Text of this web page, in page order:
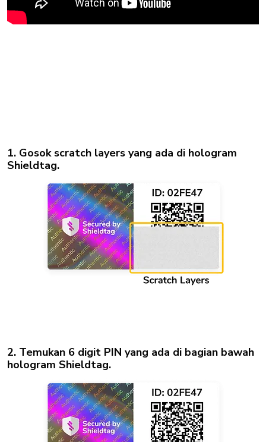
1. Gosok scratch layers yang ada di hologram
Shieldtag.
2. Temukan 6 digit PIN yang ada di bagian bawah
hologram Shieldtag.